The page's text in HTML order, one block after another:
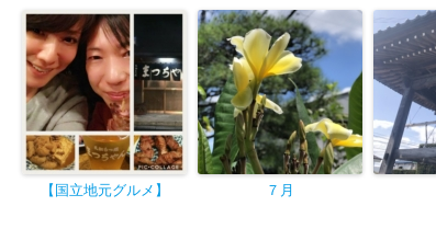
【国立地元グルメ】 ７月